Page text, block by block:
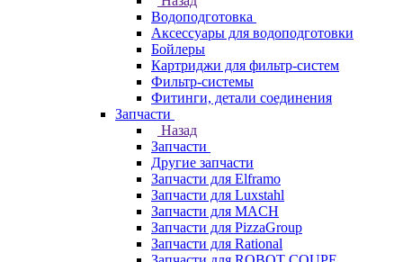
Водоподготовка
Аксессуары для водоподготовки
Бойлеры
Картриджи для фильтр-систем
Фильтр-системы
Фитинги, детали соединения
Запчасти
Назад
Запчасти
Другие запчасти
Запчасти для Elframo
Запчасти для Luxstahl
Запчасти для MACH
Запчасти для PizzaGroup
Запчасти для Rational